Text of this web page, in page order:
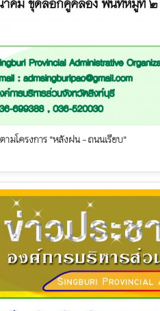
มโครงการ "หลังฝน - ถนนเรียบ"